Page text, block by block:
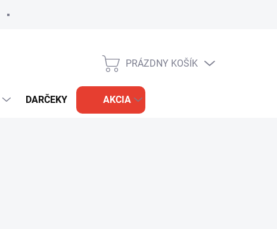
NÁKUPNÝ
PRÁZDNY KOŠÍK
DARČEKY AKCIA